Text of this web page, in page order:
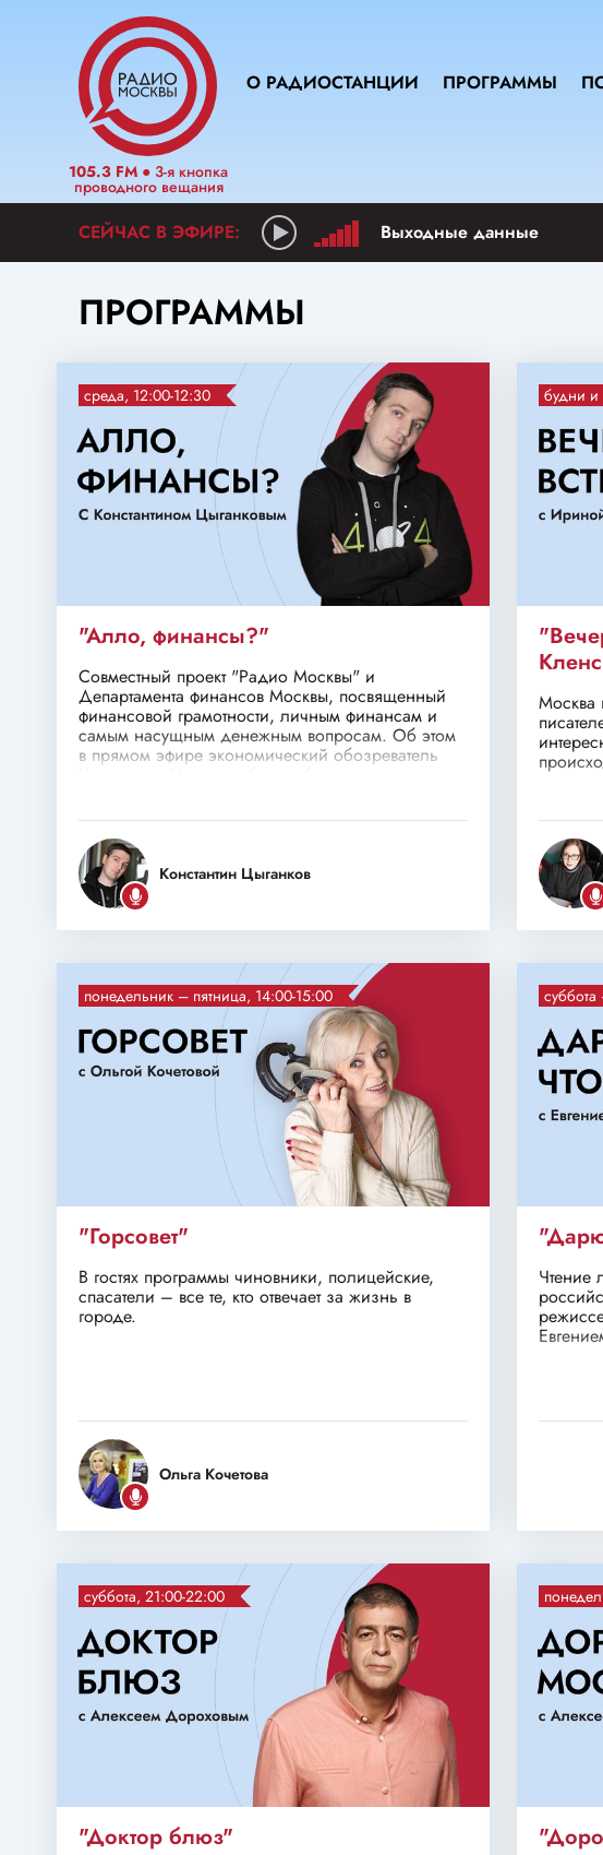
105.3 FM ● 3-я кнопка
проводного вещания
О РАДИОСТАНЦИИ ПРОГРАММЫ
Выходные данные
ПРОГРАММЫ
"Алло, финансы?"
среда, 12:00-12:30
Совместный проект "Радио Москвы" и
Департамента финансов Москвы, посвященный
финансовой грамотности, личным финансам и
самым насущным денежным вопросам. Об этом
в прямом эфире экономический обозреватель
Константин Цыганков
будни и
Москва
"Горсовет"
понедельник – пятница, 14:00-15:00
В гостях программы чиновники, полицейские,
спасатели – все те, кто отвечает за жизнь в
городе.
Ольга Кочетова
Чтение
"Доктор блюз"
суббота, 21:00-22:00